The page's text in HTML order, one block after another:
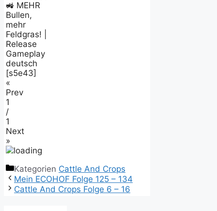
🚜 MEHR
Bullen,
mehr
Feldgras! |
Release
Gameplay
deutsch
[s5e43]
«
Prev
1
/
1
Next
»
Kategorien Cattle And Crops
Mein ECOHOF Folge 125 – 134
Cattle And Crops Folge 6 – 16